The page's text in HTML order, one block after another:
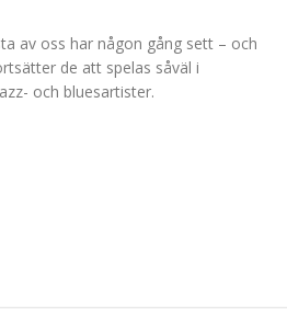
av oss har någon gång sett – och
de att spelas såväl i
och bluesartister.